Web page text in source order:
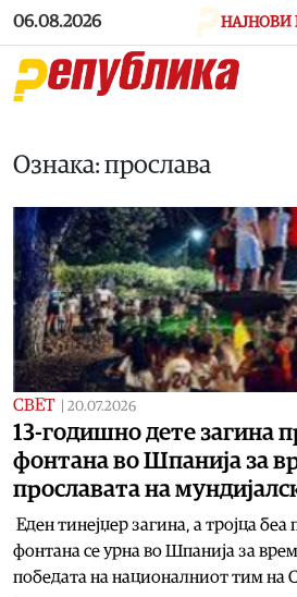
Skip to main content
06.08.2026 НАЈНОВИ
Ознака: прослава
СВЕТ 20.07.2026
13-годишно дете загина
фонтана во Шпанија за
прославата на
Еден тинејџер загина, а тројца беа
фонтана се урна во Шпанија за
победата на националниот тим на